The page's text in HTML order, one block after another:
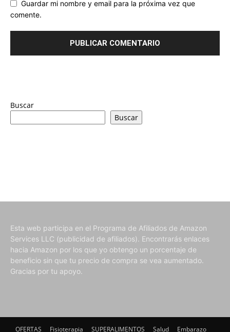
Guardar mi nombre y email para la próxima vez que
comente.
Buscar
Buscar
Esta web participa en el Programa de Afiliados de Amazon
Services LLC (publicidad de afiliados). Encontrarás enlaces
hacia Amazon por los que yo obtengo un porcentaje de
beneficio sin que tu precio de compra se vea aumentado.
Gracias por tu apoyo.
OFERTAS Fisioterapia SUPERALIMENTOS Salud Embarazo